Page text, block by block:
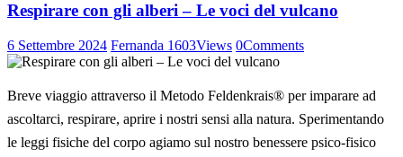
Respirare con gli alberi – Le voci del vulcano
6 Settembre 2024 Fernanda 1603Views 0Comments
Breve viaggio attraverso il Metodo Feldenkrais® per imparare ad
ascoltarci, respirare, aprire i nostri sensi alla natura. Sperimentando
le leggi fisiche del corpo agiamo sul nostro benessere psico-fisico